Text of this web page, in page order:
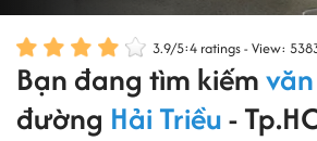
3.9/5:4 ratings - View:
Bạn đang tìm kiếm
đường Hải Triều-